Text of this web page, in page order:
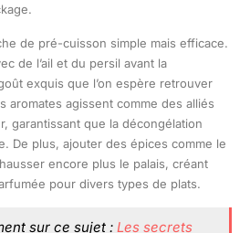
de pré-cuisson simple mais efficace.
de l’ail et du persil avant la
exquis que l’on espère retrouver
aromates agissent comme des alliés
garantissant que la décongélation
De plus, ajouter des épices comme le
encore plus le palais, créant
pour divers types de plats.
sur ce sujet : Les secrets